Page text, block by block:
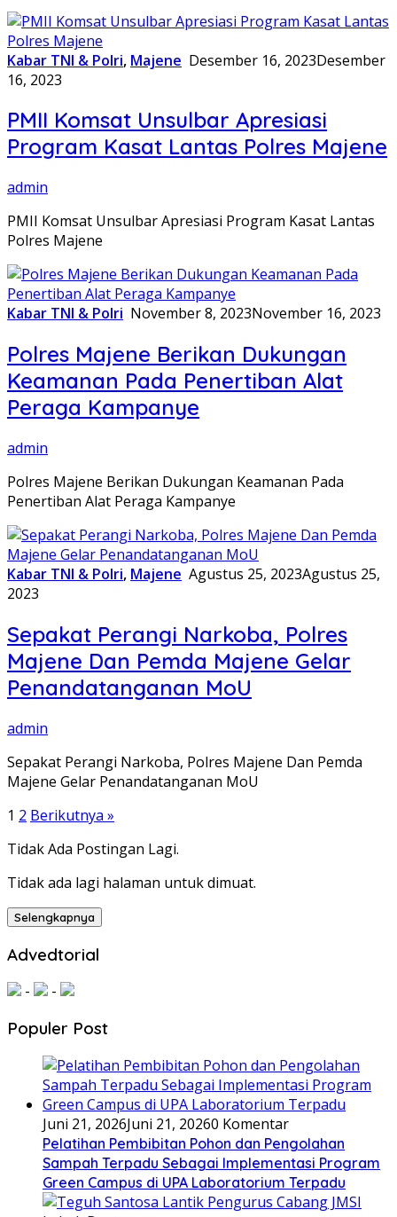
Kabar TNI & Polri, Majene Desember 16, 2023Desember
16, 2023
PMII Komsat Unsulbar Apresiasi
Program Kasat Lantas Polres Majene
admin
PMII Komsat Unsulbar Apresiasi Program Kasat Lantas
Polres Majene
Kabar TNI & Polri November 8, 2023November 16, 2023
Polres Majene Berikan Dukungan
Keamanan Pada Penertiban Alat
Peraga Kampanye
admin
Polres Majene Berikan Dukungan Keamanan Pada
Penertiban Alat Peraga Kampanye
Kabar TNI & Polri, Majene Agustus 25, 2023Agustus 25,
2023
Sepakat Perangi Narkoba, Polres
Majene Dan Pemda Majene Gelar
Penandatanganan MoU
admin
Sepakat Perangi Narkoba, Polres Majene Dan Pemda
Majene Gelar Penandatanganan MoU
Paginasi
pos
1 2 Berikutnya »
Tidak Ada Postingan Lagi.
Tidak ada lagi halaman untuk dimuat.
Selengkapnya
Advedtorial
- -
Populer Post
Juni 21, 2026Juni 21, 20260 Komentar
Pelatihan Pembibitan Pohon dan Pengolahan
Sampah Terpadu Sebagai Implementasi Program
Green Campus di UPA Laboratorium Terpadu